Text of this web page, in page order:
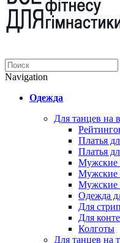
Navigation
Одежда
Для танцев на
Платья
Платья
Мужские
Мужские
Мужские
Одежда
Для
Для
Колготы
Для танцев на